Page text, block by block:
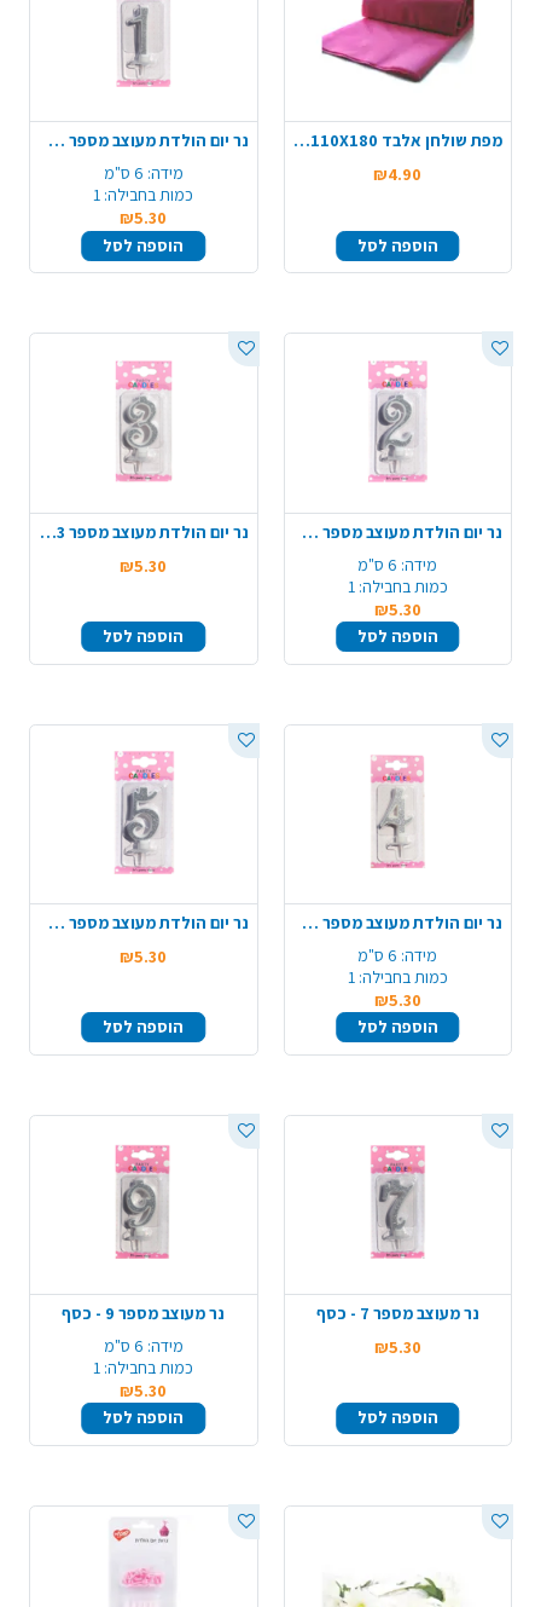
מפת שולחן אלבד 110X180 - ורוד פוקסיה
₪4.90
הוספה לסל
נר יום הולדת מעוצב מספר 1 - כסף
מידה: 6 ס"מ
כמות בחבילה: 1
₪5.30
הוספה לסל
נר יום הולדת מעוצב מספר 2 - כסף
מידה: 6 ס"מ
כמות בחבילה: 1
₪5.30
הוספה לסל
נר יום הולדת מעוצב מספר 3 - כסף
₪5.30
הוספה לסל
נר יום הולדת מעוצב מספר 4 - כסף
מידה: 6 ס"מ
כמות בחבילה: 1
₪5.30
הוספה לסל
נר יום הולדת מעוצב מספר 5 - כסף
₪5.30
הוספה לסל
נר מעוצב מספר 7 - כסף
₪5.30
הוספה לסל
נר מעוצב מספר 9 - כסף
מידה: 6 ס"מ
כמות בחבילה: 1
₪5.30
הוספה לסל